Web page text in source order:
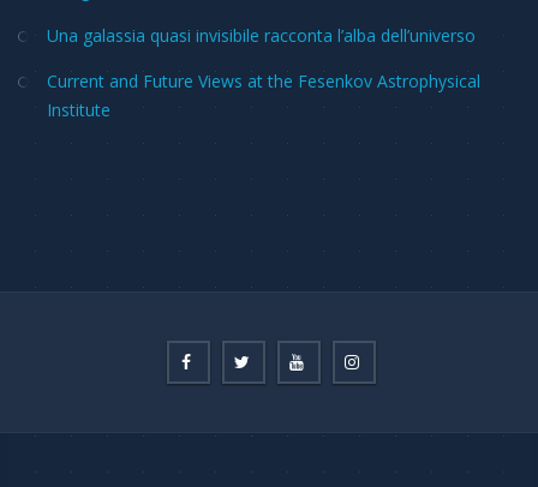
Una galassia quasi invisibile racconta l’alba dell’universo
Current and Future Views at the Fesenkov Astrophysical
Institute